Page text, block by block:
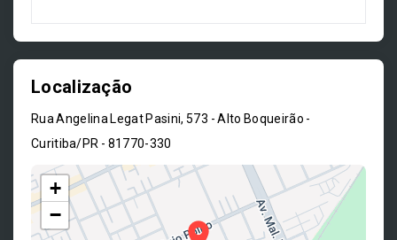
Localização
Rua Angelina Legat Pasini, 573 - Alto Boqueirão -
Curitiba/PR - 81770-330
+
−